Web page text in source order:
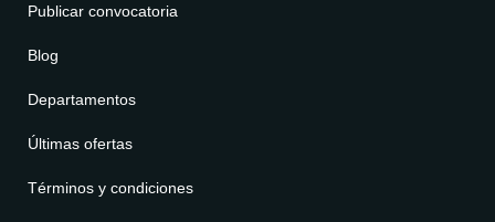
Publicar convocatoria
Blog
Departamentos
Últimas ofertas
Términos y condiciones